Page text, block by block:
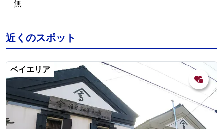
無
近くのスポット
ベイエリア